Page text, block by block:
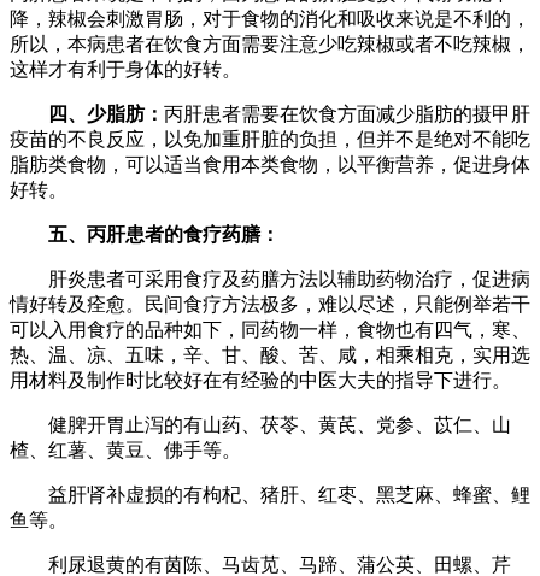
降，辣椒会刺激胃肠，对于食物的消化和吸收来说是不利的，
所以，本病患者在饮食方面需要注意少吃辣椒或者不吃辣椒，
这样才有利于身体的好转。
四、少脂肪： 丙肝患者需要在饮食方面减少脂肪的摄甲肝
疫苗的不良反应，以免加重肝脏的负担，但并不是绝对不能吃
脂肪类食物，可以适当食用本类食物，以平衡营养，促进身体
好转。
五、丙肝患者的食疗药膳：
肝炎患者可采用食疗及药膳方法以辅助药物治疗，促进病
情好转及痊愈。民间食疗方法极多，难以尽述，只能例举若干
可以入用食疗的品种如下，同药物一样，食物也有四气，寒、
热、温、凉、五味，辛、甘、酸、苦、咸，相乘相克，实用选
用材料及制作时比较好在有经验的中医大夫的指导下进行。
健脾开胃止泻的有山药、茯苓、黄芪、党参、苡仁、山
楂、红薯、黄豆、佛手等。
益肝肾补虚损的有枸杞、猪肝、红枣、黑芝麻、蜂蜜、鲤
鱼等。
利尿退黄的有茵陈、马齿苋、马蹄、蒲公英、田螺、芹